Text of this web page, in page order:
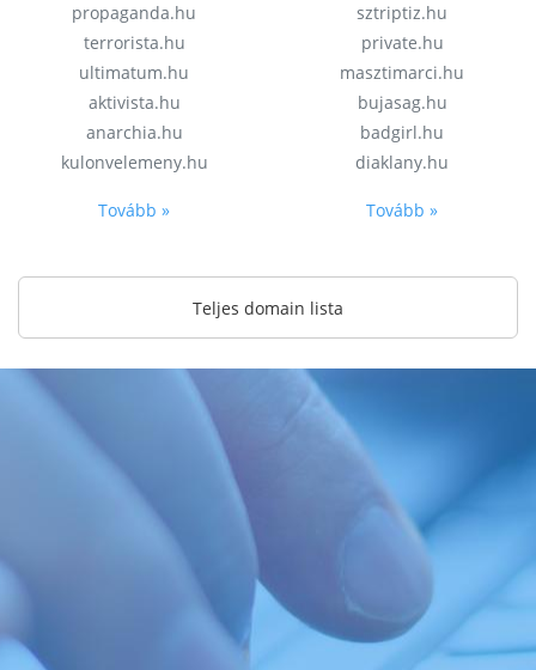
propaganda.hu
terrorista.hu
ultimatum.hu
aktivista.hu
anarchia.hu
kulonvelemeny.hu
Tovább »
sztriptiz.hu
private.hu
masztimarci.hu
bujasag.hu
badgirl.hu
diaklany.hu
Tovább »
Teljes domain lista